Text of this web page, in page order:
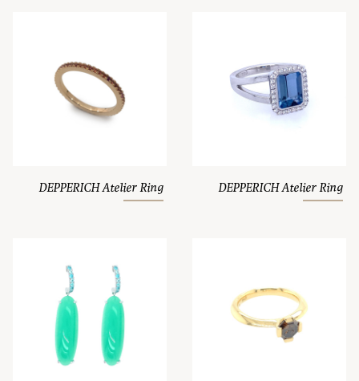
DEPPERICH Atelier Ring DEPPERICH Atelier Ring